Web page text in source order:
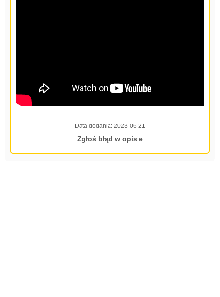
Data dodania: 2023-06-21
Zgłoś błąd w opisie